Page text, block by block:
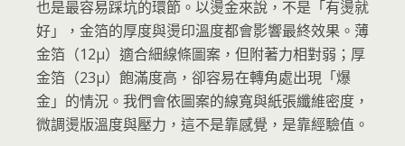
也是最容易踩坑的環節。以燙金來說，不是「有燙就
好」，金箔的厚度與燙印溫度都會影響最終效果。薄
金箔（12μ）適合細線條圖案，但附著力相對弱；厚
金箔（23μ）飽滿度高，卻容易在轉角處出現「爆
金」的情況。我們會依圖案的線寬與紙張纖維密度，
微調燙版溫度與壓力，這不是靠感覺，是靠經驗值。